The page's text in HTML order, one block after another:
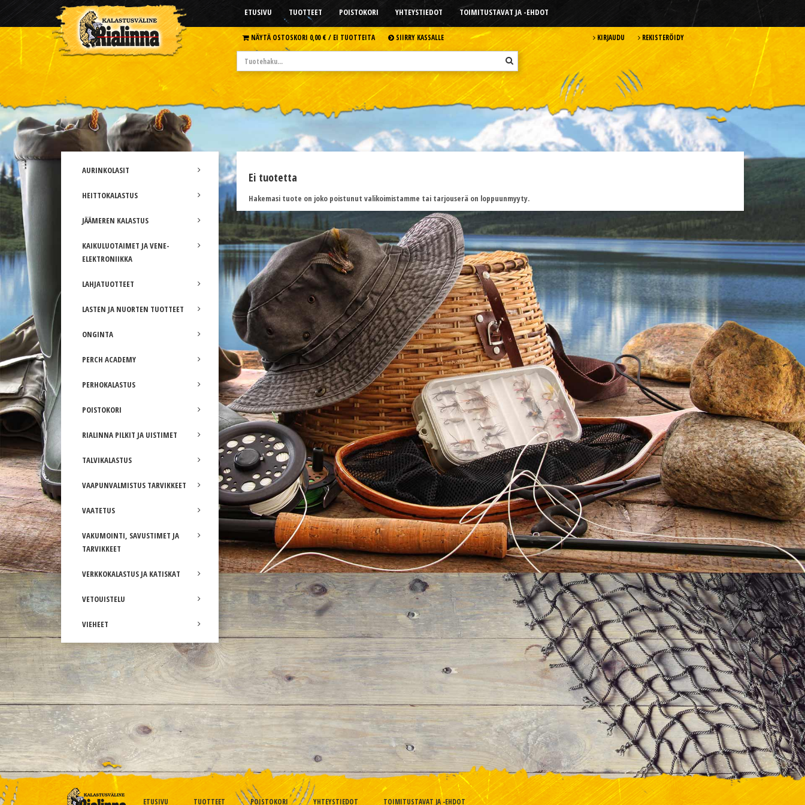
ETUSIVU TUOTTEET POISTOKORI YHTEYSTIEDOT TOIMITUSTAVAT JA -EHDOT
NÄYTÄ OSTOSKORI 0,00 € /EI TUOTTEITA SIIRRY KASSALLE KIRJAUDU REKISTERÖIDY
AURINKOLASIT
HEITTOKALASTUS
JÄÄMEREN KALASTUS
KAIKULUOTAIMET JA VENE-
ELEKTRONIIKKA
LAHJATUOTTEET
LASTEN JA NUORTEN TUOTTEET
ONGINTA
PERCH ACADEMY
PERHOKALASTUS
POISTOKORI
RIALINNA PILKIT JA UISTIMET
TALVIKALASTUS
VAAPUNVALMISTUS TARVIKKEET
VAATETUS
VAKUMOINTI, SAVUSTIMET JA
TARVIKKEET
VERKKOKALASTUS JA KATISKAT
VETOUISTELU
VIEHEET
Ei tuotetta
Hakemasi tuote on joko poistunut valikoimistamme tai tarjouserä on loppuunmyyty.
ETUSIVU TUOTTEET POISTOKORI YHTEYSTIEDOT TOIMITUSTAVAT JA -EHDOT